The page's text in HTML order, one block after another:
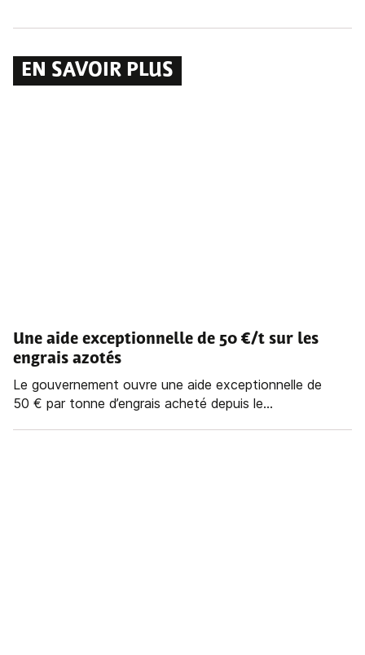
EN SAVOIR PLUS
Une aide exceptionnelle de 50 €/t sur les
engrais azotés
Le gouvernement ouvre une aide exceptionnelle de
50 € par tonne d’engrais acheté depuis le...